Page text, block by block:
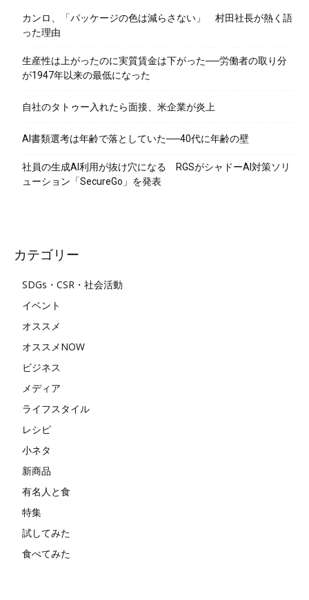
カンロ、「パッケージの色は減らさない」 村田社長が熱く語
った理由
生産性は上がったのに実質賃金は下がった──労働者の取り分
が1947年以来の最低になった
自社のタトゥー入れたら面接、米企業が炎上
AI書類選考は年齢で落としていた──40代に年齢の壁
社員の生成AI利用が抜け穴になる RGSがシャドーAI対策ソリ
ューション「SecureGo」を発表
カテゴリー
SDGs・CSR・社会活動
イベント
オススメ
オススメNOW
ビジネス
メディア
ライフスタイル
レシピ
小ネタ
新商品
有名人と食
特集
試してみた
食べてみた